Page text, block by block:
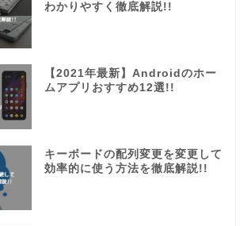
わかりやすく徹底解説!!
【2021年最新】Androidのホー
ムアプリおすすめ12選!!
キーボードの配列変更を変更して
効率的に使う方法を徹底解説!!